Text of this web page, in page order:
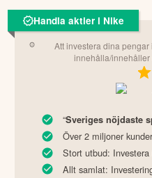
Handla aktier i Nike
Att investera dina
innehålla/innehåller
“Sveriges nöjdaste
Över 2 miljoner
Stort utbud:
Allt samlat: